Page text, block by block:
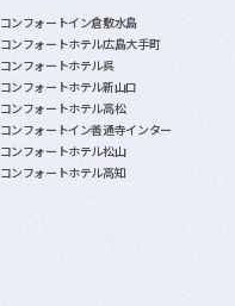
コンフォートイン倉敷水島
コンフォートホテル広島大手町
コンフォートホテル呉
コンフォートホテル新山口
コンフォートホテル高松
コンフォートイン善通寺インター
コンフォートホテル松山
コンフォートホテル高知